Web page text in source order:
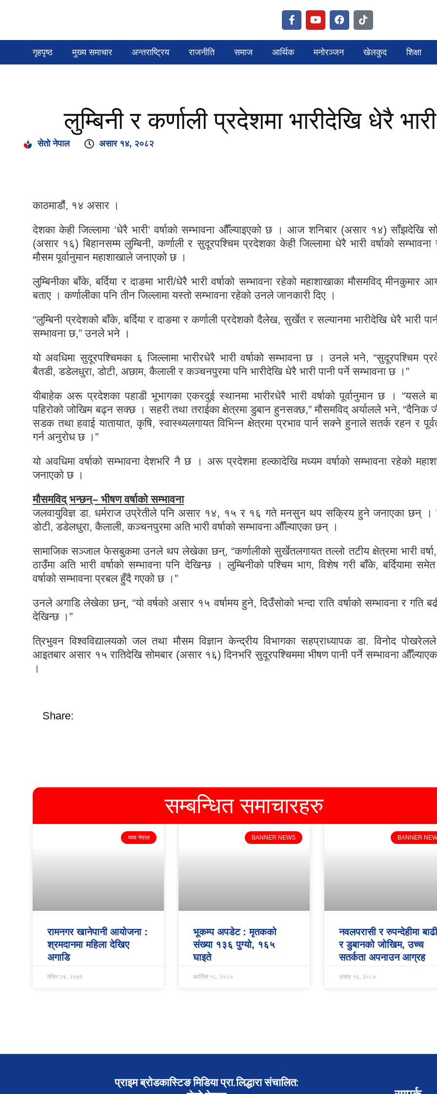
गृहपृष्ठ मुख्य समाचार अन्तराष्ट्रिय राजनीति समाज आर्थिक मनोरञ्जन खेलकुद शिक्षा
लुम्बिनी र कर्णाली प्रदेशमा भारीदेखि धेरै
सेतो नेपाल असार १४, २०८२
काठमाडौं, १४ असार ।
देशका केही जिल्लामा ‘धेरै भारी’ वर्षाको सम्भावना औँल्याइएको छ । आज शनिबार (असार १४) साँझदेखि
(असार १६) बिहानसम्म लुम्बिनी, कर्णाली र सुदूरपश्चिम प्रदेशका केही जिल्लामा धेरै भारी वर्षाको सम्भावना
मौसम पूर्वानुमान महाशाखाले जनाएको छ ।
लुम्बिनीका बाँके, बर्दिया र दाङमा भारी/धेरै भारी वर्षाको सम्भावना रहेको महाशाखाका मौसमविद् मीनकुमार
बताए । कर्णालीका पनि तीन जिल्लामा यस्तो सम्भावना रहेको उनले जानकारी दिए ।
“लुम्बिनी प्रदेशको बाँके, बर्दिया र दाङमा र कर्णाली प्रदेशको दैलेख, सुर्खेत र सल्यानमा भारीदेखि धेरै भारी
सम्भावना छ,” उनले भने ।
यो अवधिमा सुदूरपश्चिमका ६ जिल्लामा भारीरधेरै भारी वर्षाको सम्भावना छ । उनले भने, “सुदूरपश्चिम
बैतडी, डडेलधुरा, डोटी, अछाम, कैलाली र कञ्चनपुरमा पनि भारीदेखि धेरै भारी पानी पर्ने सम्भावना छ ।”
यीबाहेक अरू प्रदेशका पहाडी भूभागका एकरदुई स्थानमा भारीरधेरै भारी वर्षाको पूर्वानुमान छ । “यसले
पहिरोको जोखिम बढ्न सक्छ । सहरी तथा तराईका क्षेत्रमा डुबान हुनसक्छ,” मौसमविद् अर्यालले भने, “दैनिक
सडक तथा हवाई यातायात, कृषि, स्वास्थ्यलगायत विभिन्न क्षेत्रमा प्रभाव पार्न सक्ने हुनाले सतर्क रहन र
गर्न अनुरोध छ ।”
यो अवधिमा वर्षाको सम्भावना देशभरि नै छ । अरू प्रदेशमा हल्कादेखि मध्यम वर्षाको सम्भावना रहेको
जनाएको छ ।
मौसमविद् भन्छन्– भीषण वर्षाको सम्भावना
जलवायुविज्ञ डा. धर्मराज उप्रेतीले पनि असार १४, १५ र १६ गते मनसुन थप सक्रिय हुने जनाएका छन्
डोटी, डडेलधुरा, कैलाली, कञ्चनपुरमा अति भारी वर्षाको सम्भावना औँल्याएका छन् ।
सामाजिक सञ्जाल फेसबुकमा उनले थप लेखेका छन्, “कर्णालीको सुर्खेतलगायत तल्लो तटीय क्षेत्रमा भारी
ठाउँमा अति भारी वर्षाको सम्भावना पनि देखिन्छ । लुम्बिनीको पश्चिम भाग, विशेष गरी बाँके, बर्दियामा समेत
वर्षाको सम्भावना प्रबल हुँदै गएको छ ।”
उनले अगाडि लेखेका छन्, “यो वर्षको असार १५ वर्षामय हुने, दिउँसोको भन्दा राति वर्षाको सम्भावना र गति
देखिन्छ ।”
त्रिभुवन विश्वविद्यालयको जल तथा मौसम विज्ञान केन्द्रीय विभागका सहप्राध्यापक डा. विनोद
आइतबार असार १५ रातिदेखि सोमबार (असार १६) दिनभरि सुदूरपश्चिममा भीषण पानी पर्ने सम्भावना
।
Share:
सम्बन्धित समाचारहरु
मध्य नेपाल
रामनगर खानेपानी आयोजना :
श्रमदानमा महिला देखिए
अगाडि
मंसिर २४, २०७९
BANNER NEWS
भूकम्प अपडेट : मृतकको
संख्या १३६ पुग्यो, १६५
घाइते
कार्तिक १८, २०८०
BANNER
नवलपरासी र रुपन्देहीमा
र डुबानको जोखिम, उच्च
सतर्कता अपनाउन आग्रह
असार १६, २०८०
प्राइम ब्रोडकास्टिङ मिडिया प्रा.लिद्धारा संचालित: